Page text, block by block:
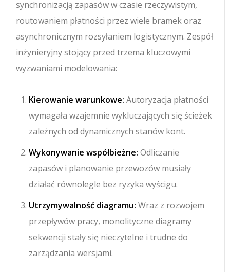
synchronizacją zapasów w czasie rzeczywistym,
routowaniem płatności przez wiele bramek oraz
asynchronicznym rozsyłaniem logistycznym. Zespół
inżynieryjny stojący przed trzema kluczowymi
wyzwaniami modelowania:
Kierowanie warunkowe: Autoryzacja płatności
wymagała wzajemnie wykluczających się ścieżek
zależnych od dynamicznych stanów kont.
Wykonywanie współbieżne: Odliczanie
zapasów i planowanie przewozów musiały
działać równolegle bez ryzyka wyścigu.
Utrzymywalność diagramu: Wraz z rozwojem
przepływów pracy, monolityczne diagramy
sekwencji stały się nieczytelne i trudne do
zarządzania wersjami.